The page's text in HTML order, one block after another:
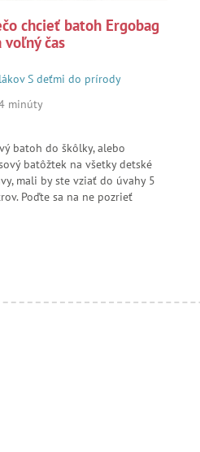
chcieť batoh Ergobag
voľný čas
S deťmi do prírody
minúty
batoh do škôlky, alebo
batôžtek na všetky detské
mali by ste vziať do úvahy 5
Poďte sa na ne pozrieť